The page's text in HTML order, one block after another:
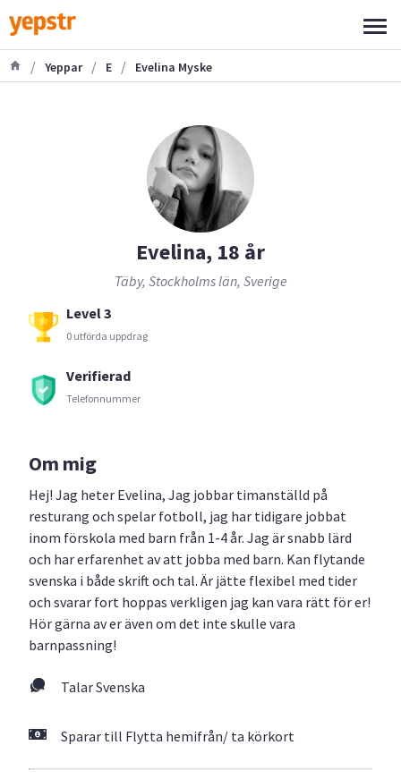
/ Yeppar / E / Evelina Myske
Evelina, 18 år
Täby, Stockholms län, Sverige
Level 3
0 utförda uppdrag
Verifierad
Telefonnummer
Om mig
Hej! Jag heter Evelina, Jag jobbar timanställd på
resturang och spelar fotboll, jag har tidigare jobbat
inom förskola med barn från 1-4 år. Jag är snabb lärd
och har erfarenhet av att jobba med barn. Kan flytande
svenska i både skrift och tal. Är jätte flexibel med tider
och svarar fort hoppas verkligen jag kan vara rätt för er!
Hör gärna av er även om det inte skulle vara
barnpassning!
Talar Svenska
Sparar till Flytta hemifrån/ ta körkort